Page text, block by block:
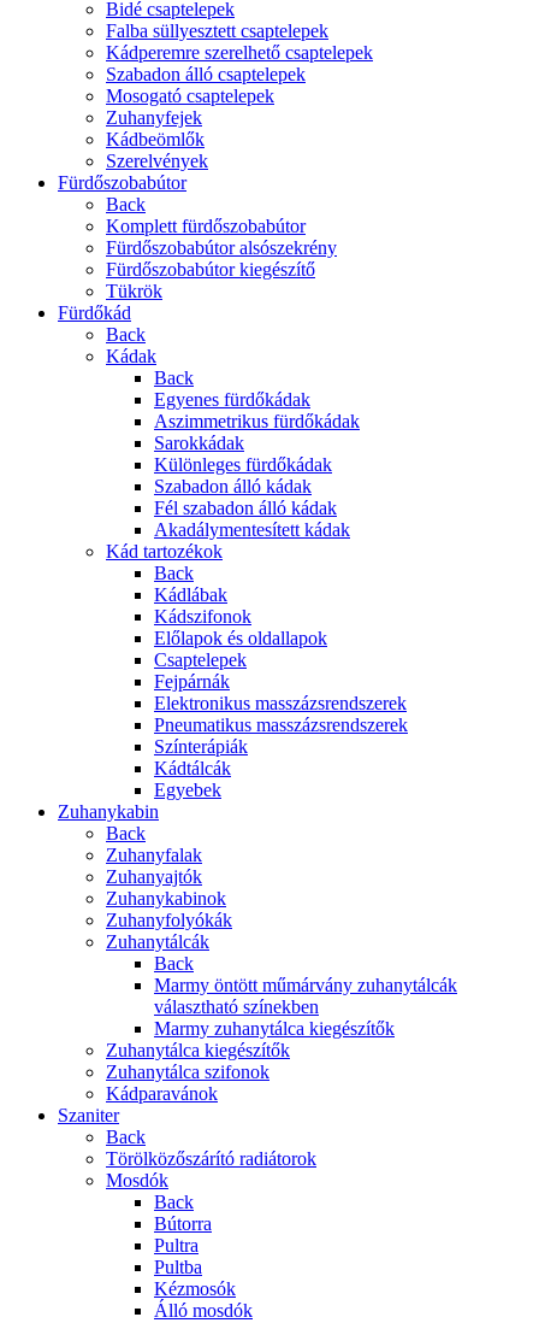
Bidé csaptelepek
Falba süllyesztett csaptelepek
Kádperemre szerelhető csaptelepek
Szabadon álló csaptelepek
Mosogató csaptelepek
Zuhanyfejek
Kádbeömlők
Szerelvények
Fürdőszobabútor
Back
Komplett fürdőszobabútor
Fürdőszobabútor alsószekrény
Fürdőszobabútor kiegészítő
Tükrök
Fürdőkád
Back
Kádak
Back
Egyenes fürdőkádak
Aszimmetrikus fürdőkádak
Sarokkádak
Különleges fürdőkádak
Szabadon álló kádak
Fél szabadon álló kádak
Akadálymentesített kádak
Kád tartozékok
Back
Kádlábak
Kádszifonok
Előlapok és oldallapok
Csaptelepek
Fejpárnák
Elektronikus masszázsrendszerek
Pneumatikus masszázsrendszerek
Színterápiák
Kádtálcák
Egyebek
Zuhanykabin
Back
Zuhanyfalak
Zuhanyajtók
Zuhanykabinok
Zuhanyfolyókák
Zuhanytálcák
Back
Marmy öntött műmárvány zuhanytálcák
választható színekben
Marmy zuhanytálca kiegészítők
Zuhanytálca kiegészítők
Zuhanytálca szifonok
Kádparavánok
Szaniter
Back
Törölközőszárító radiátorok
Mosdók
Back
Bútorra
Pultra
Pultba
Kézmosók
Álló mosdók